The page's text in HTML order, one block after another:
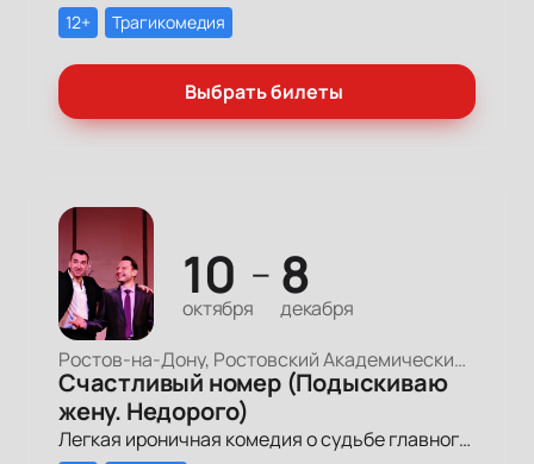
12+ Трагикомедия
Выбрать билеты
10
октября
— 8
декабря
Ростов-на-Дону, Ростовский Академический Театр Драмы, Малая сцена
Счастливый номер (Подыскиваю
жену. Недорого)
Легкая ироничная комедия о судьбе главного героя-миллионера, который мечтает обрести успех и в личной жизни.